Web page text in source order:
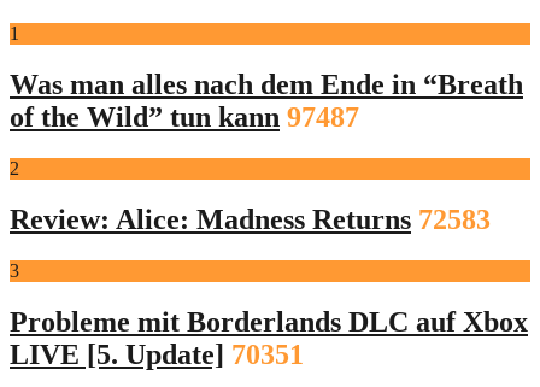
1
Was man alles nach dem Ende in “Breath
of the Wild” tun kann 97487
2
Review: Alice: Madness Returns 72583
3
Probleme mit Borderlands DLC auf Xbox
LIVE [5. Update] 70351